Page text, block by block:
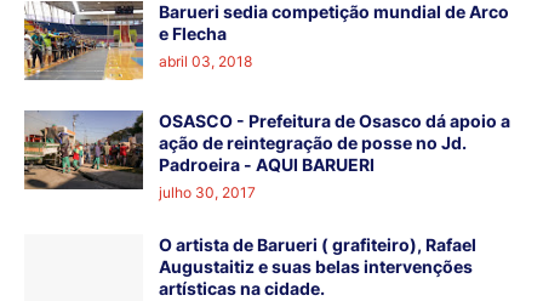
Barueri sedia competição mundial de Arco
e Flecha
abril 03, 2018
OSASCO - Prefeitura de Osasco dá apoio a
ação de reintegração de posse no Jd.
Padroeira - AQUI BARUERI
julho 30, 2017
O artista de Barueri ( grafiteiro), Rafael
Augustaitiz e suas belas intervenções
artísticas na cidade.